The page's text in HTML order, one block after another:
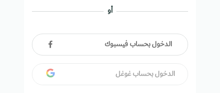
أو
الدخول بحساب فيسبوك
الدخول بحساب غوغل